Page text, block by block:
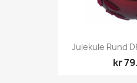
Julekule Rund
kr